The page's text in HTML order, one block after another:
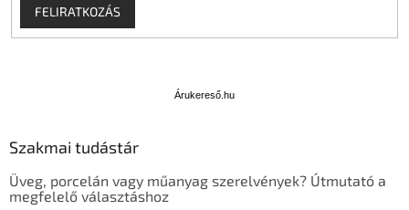
FELIRATKOZÁS
s
ő
Árukereső.hu
Szakmai tudástár
Üveg, porcelán vagy műanyag szerelvények? Útmutató a
megfelelő választáshoz